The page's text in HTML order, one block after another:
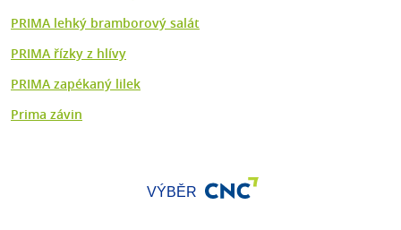
PRIMA lehký bramborový salát
PRIMA řízky z hlívy
PRIMA zapékaný lilek
Prima závin
VÝBĚR